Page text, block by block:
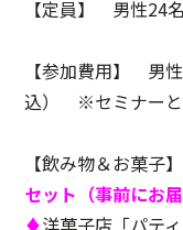
【定員】 男性24
【参加費用】 男
込） ※セミナーと
【飲み物＆お菓子
セット（事前にお届
♦洋菓子店「パテ